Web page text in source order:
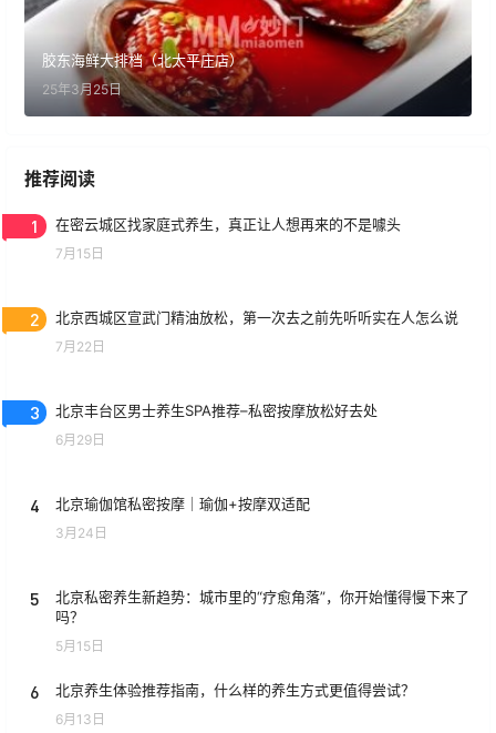
胶东海鲜大排档（北太平庄店）
25年3月25日
推荐阅读
1 在密云城区找家庭式养生，真正让人想再来的不是噱头
7月15日
2 北京西城区宣武门精油放松，第一次去之前先听听实在人怎么说
7月22日
3 北京丰台区男士养生SPA推荐–私密按摩放松好去处
6月29日
4 北京瑜伽馆私密按摩｜瑜伽+按摩双适配
3月24日
5
北京私密养生新趋势：城市里的“疗愈角落”，你开始懂得慢下来了
吗？
5月15日
6 北京养生体验推荐指南，什么样的养生方式更值得尝试？
6月13日